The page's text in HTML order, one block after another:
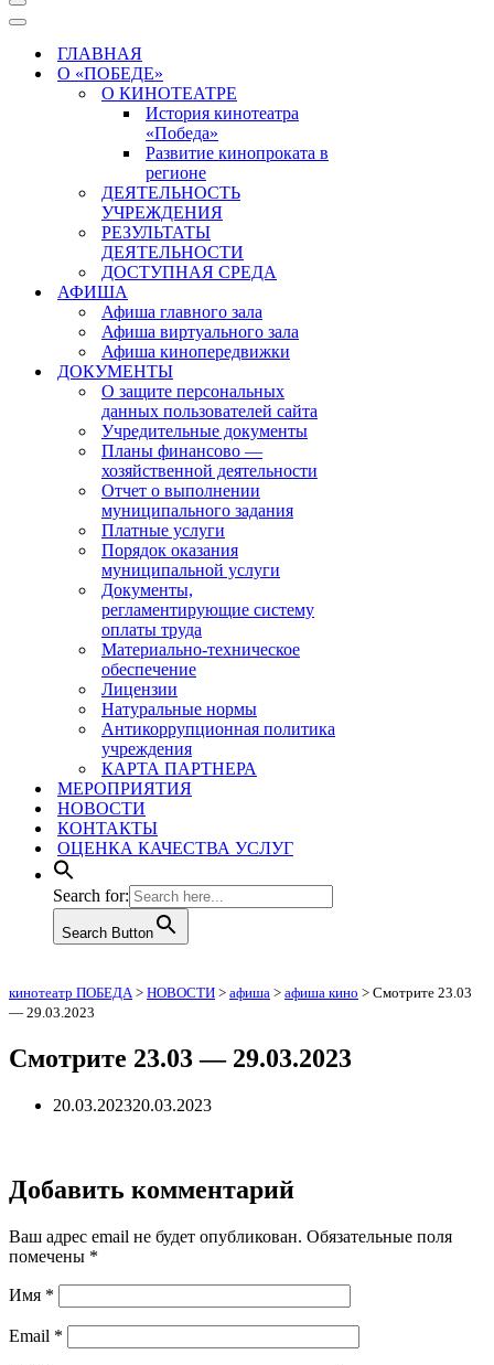
Меню
навигации
Меню
навигацииГЛАВНАЯ
О «ПОБЕДЕ»
О КИНОТЕАТРЕ
История кинотеатра
«Победа»
Развитие кинопроката в
регионе
ДЕЯТЕЛЬНОСТЬ
УЧРЕЖДЕНИЯ
РЕЗУЛЬТАТЫ
ДЕЯТЕЛЬНОСТИ
ДОСТУПНАЯ СРЕДА
АФИША
Афиша главного зала
Афиша виртуального зала
Афиша кинопередвижки
ДОКУМЕНТЫ
О защите персональных
данных пользователей сайта
Учредительные документы
Планы финансово —
хозяйственной деятельности
Отчет о выполнении
муниципального задания
Платные услуги
Порядок оказания
муниципальной услуги
Документы,
регламентирующие систему
оплаты труда
Материально-техническое
обеспечение
Лицензии
Натуральные нормы
Антикоррупционная политика
учреждения
КАРТА ПАРТНЕРА
МЕРОПРИЯТИЯ
НОВОСТИ
КОНТАКТЫ
ОЦЕНКА КАЧЕСТВА УСЛУГ
Search for:
Search Button
кинотеатр ПОБЕДА> НОВОСТИ > афиша > афиша кино > Смотрите 23.03
— 29.03.2023
Смотрите 23.03 — 29.03.2023
20.03.202320.03.2023
Добавить комментарий
Ваш адрес email не будет опубликован. Обязательные поля
помечены *
Имя *
Email *